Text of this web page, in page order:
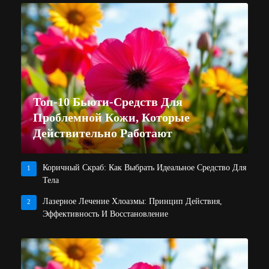
Топ-10 Бьюти-Средств Для
Проблемной Кожи, Которые
Действительно Работают
1
Коричный Скраб: Как Выбрать Идеальное Средство Для
Тела
2
Лазерное Лечение Хлоазмы: Принцип Действия,
Эффективность И Восстановление